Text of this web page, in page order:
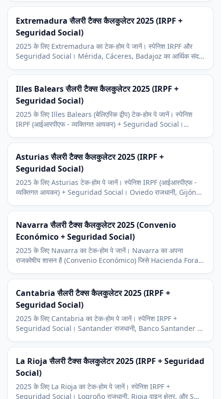
Extremadura सैलरी टैक्स कैलकुलेटर 2025 (IRPF +
Seguridad Social)
2025 के लिए Extremadura का टेक-होम पे जानें। स्पेनिश IRPF और
Seguridad Social। Mérida, Cáceres, Badajoz का आर्थिक संदर्भ,
Illes Balears सैलरी टैक्स कैलकुलेटर 2025 (IRPF +
Seguridad Social)
2025 के लिए Illes Balears (बेलिएरिक द्वीप) टेक-होम पे जानें। स्पेनिश
IRPF (आईआरपीएफ - व्यक्तिगत आयकर) + Seguridad Social।
Asturias सैलरी टैक्स कैलकुलेटर 2025 (IRPF +
Seguridad Social)
2025 के लिए Asturias टेक-होम पे जानें। स्पेनिश IRPF (आईआरपीएफ -
व्यक्तिगत आयकर) + Seguridad Social। Oviedo राजधानी, Gijón
Navarra सैलरी टैक्स कैलकुलेटर 2025 (Convenio
Económico + Seguridad Social)
2025 के लिए Navarra का टेक-होम पे जानें। Navarra का अपना
राजकोषीय शासन है (Convenio Económico) जिसे Hacienda Foral
Cantabria सैलरी टैक्स कैलकुलेटर 2025 (IRPF +
Seguridad Social)
2025 के लिए Cantabria का टेक-होम पे जानें। स्पेनिश IRPF +
Seguridad Social। Santander राजधानी, Banco Santander की
La Rioja सैलरी टैक्स कैलकुलेटर 2025 (IRPF + Seguridad
Social)
2025 के लिए La Rioja का टेक-होम पे जानें। स्पेनिश IRPF +
Seguridad Social। Logroño राजधानी, Rioja वाइन क्षेत्र, और SME